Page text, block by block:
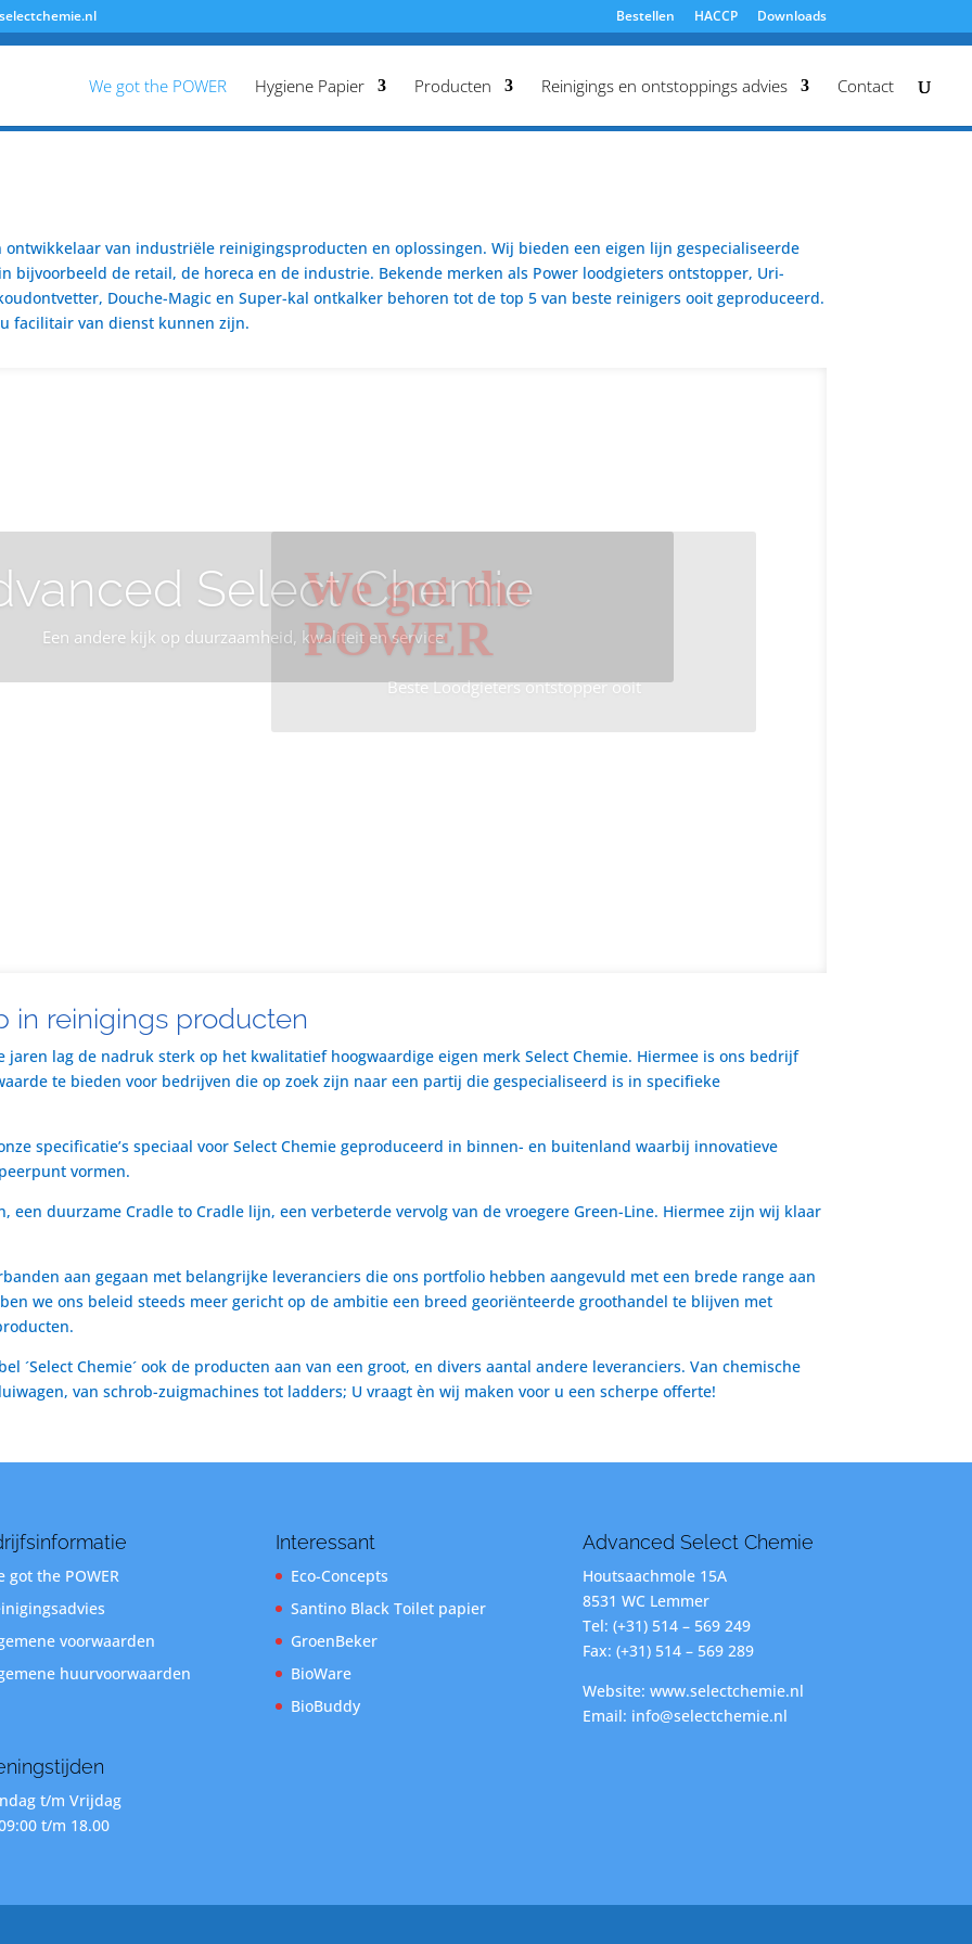
Bestellen HACCP Downloads
We got the POWER Hygiene Papier Producten Reinigings en ontstoppings advies Contact
ontwikkelaar van industriële reinigingsproducten en oplossingen. Wij bieden een eigen lijn gespecialiseerde
bijvoorbeeld de retail, de horeca en de industrie. Bekende merken als Power loodgieters ontstopper, Uri-
Douche-Magic en Super-kal ontkalker behoren tot de top 5 van beste reinigers ooit geproduceerd.
facilitair van dienst kunnen zijn.
Select Chemie
Een andere kijk op duurzaamheid, kwaliteit en service
We got the
POWER
Beste Loodgieters ontstopper ooit
in reinigings producten
jaren lag de nadruk sterk op het kwalitatief hoogwaardige eigen merk Select Chemie. Hiermee is ons bedrijf
te bieden voor bedrijven die op zoek zijn naar een partij die gespecialiseerd is in specifieke
specificatie’s speciaal voor Select Chemie geproduceerd in binnen- en buitenland waarbij innovatieve
vormen.
een duurzame Cradle to Cradle lijn, een verbeterde vervolg van de vroegere Green-Line. Hiermee zijn wij klaar
aan gegaan met belangrijke leveranciers die ons portfolio hebben aangevuld met een brede range aan
we ons beleid steeds meer gericht op de ambitie een breed georiënteerde groothandel te blijven met
´Select Chemie´ ook de producten aan van een groot, en divers aantal andere leveranciers. Van chemische
van schrob-zuigmachines tot ladders; U vraagt èn wij maken voor u een scherpe offerte!
got the POWER
voorwaarden
huurvoorwaarden
t/m Vrijdag
t/m 18.00
Interessant
Eco-Concepts
Santino Black Toilet papier
GroenBeker
BioWare
BioBuddy
Advanced Select Chemie
Houtsaachmole 15A
8531 WC Lemmer
Tel: (+31) 514 – 569 249
Fax: (+31) 514 – 569 289
Website: www.selectchemie.nl
Email: info@selectchemie.nl